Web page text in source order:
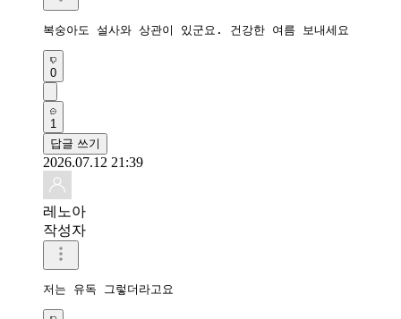
복숭아도 설사와 상관이 있군요. 건강한 여름 보내세요
0
1
답글 쓰기
2026.07.12 21:39
레노아
작성자
저는 유독 그렇더라고요